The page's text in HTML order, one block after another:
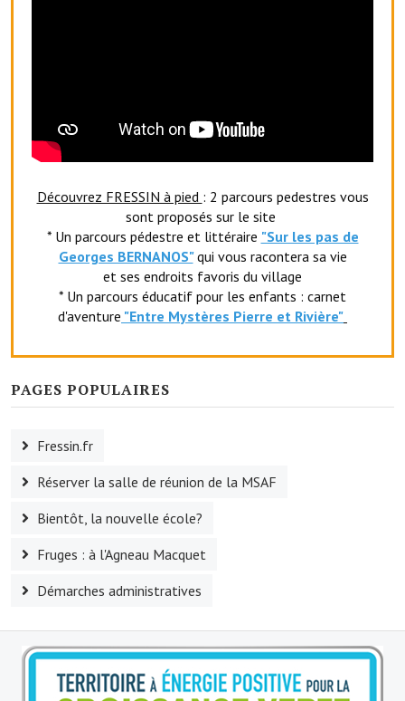
L'association des anciens sapeurs-pompiers volontaires
L'US Crequy Fressin
La société de chasse
La société de pêche
Le sport au foyer rural
Les foulées Fressinoises
Fêtes et manifestations
Fressin, ville d'histoire
L'église
Le château
Georges Bernanos
Découvrez FRESSIN à pied : 2 parcours pedestres vous
sont proposés sur le site
* Un parcours pédestre et littéraire "Sur les pas de
Georges BERNANOS" qui vous racontera sa vie
et ses endroits favoris du village
* Un parcours éducatif pour les enfants : carnet
d'aventure "Entre Mystères Pierre et Rivière"
PAGES POPULAIRES
Fressin.fr
Réserver la salle de réunion de la MSAF
Bientôt, la nouvelle école?
Fruges : à l'Agneau Macquet
Démarches administratives